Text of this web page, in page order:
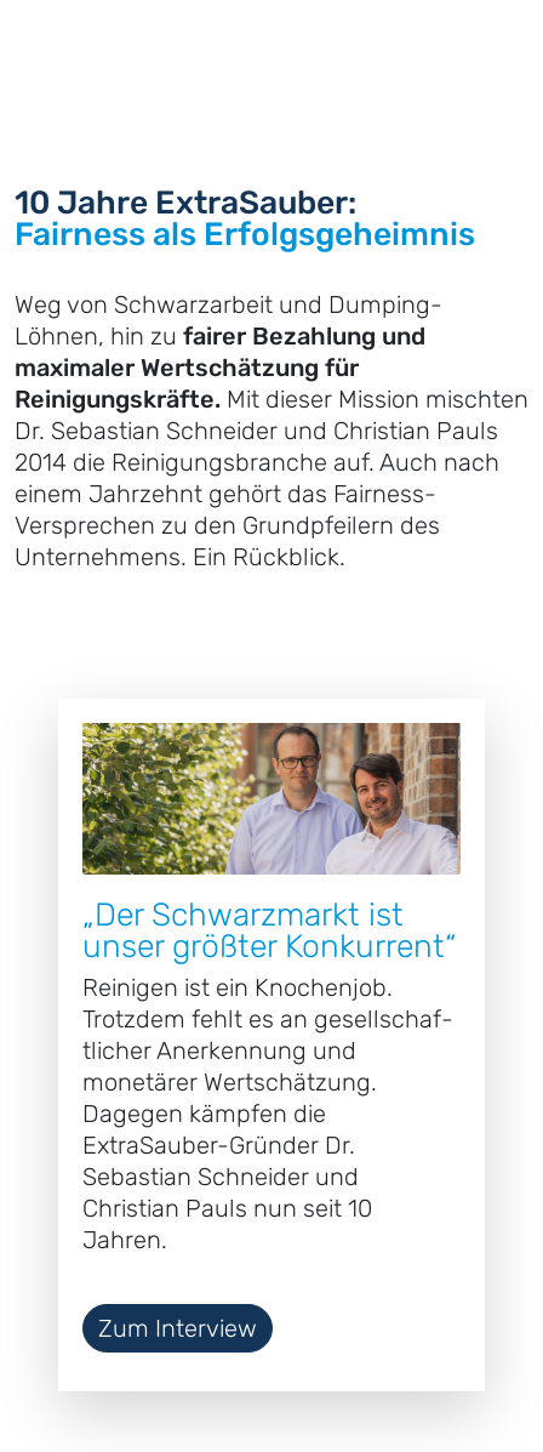
10 Jahre ExtraSauber:
Fairness als Erfolgs­geheimnis
Weg von Schwarzarbeit und Dumping-
Löhnen, hin zu fairer Bezahlung und
maximaler Wertschätzung für
Reinigungskräfte. Mit dieser Mission mischten
Dr. Sebastian Schneider und Christian Pauls
2014 die Reinigungs­branche auf. Auch nach
einem Jahrzehnt gehört das Fairness-
Versprechen zu den Grundpfeilern des
Unternehmens. Ein Rückblick.
„Der Schwarzmarkt ist
unser größter Konkurrent“
Reinigen ist ein Knochenjob.
Trotzdem fehlt es an gesellschaf­
tlicher Anerkennung und
monetärer Wertschätzung.
Dagegen kämpfen die
ExtraSauber-Gründer Dr.
Sebastian Schneider und
Christian Pauls nun seit 10
Jahren.
Zum Interview